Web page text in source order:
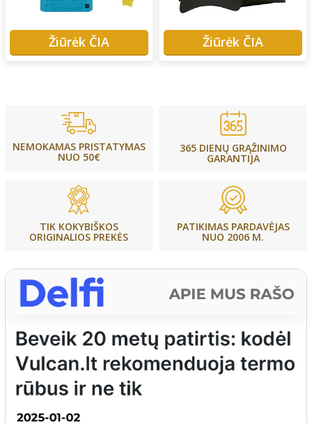
Žiūrėk ČIA Žiūrėk ČIA
NEMOKAMAS PRISTATYMAS
NUO 50€
365 DIENŲ GRĄŽINIMO
GARANTIJA
TIK KOKYBIŠKOS
ORIGINALIOS PREKĖS
PATIKIMAS PARDAVĖJAS
NUO 2006 M.